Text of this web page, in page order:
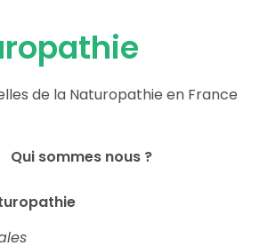
de la Naturopathie en France
Qui sommes nous ?